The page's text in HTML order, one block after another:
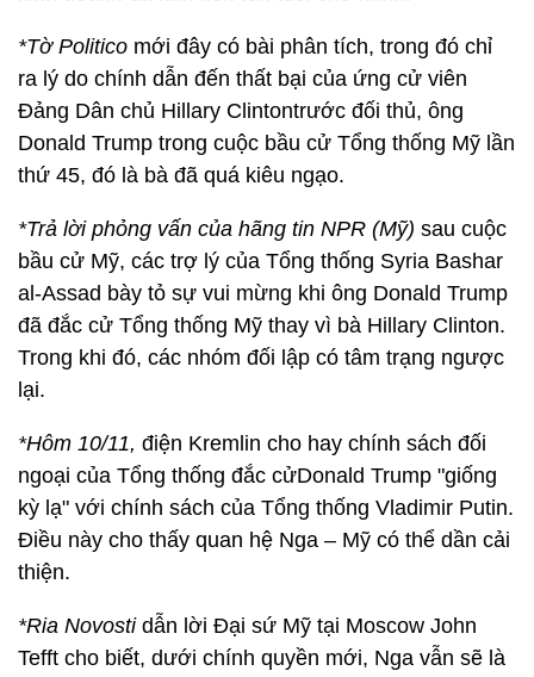
*Tờ Politico mới đây có bài phân tích, trong đó chỉ
ra lý do chính dẫn đến thất bại của ứng cử viên
Đảng Dân chủ Hillary Clintontrước đối thủ, ông
Donald Trump trong cuộc bầu cử Tổng thống Mỹ lần
thứ 45, đó là bà đã quá kiêu ngạo.
*Trả lời phỏng vấn của hãng tin NPR (Mỹ) sau cuộc
bầu cử Mỹ, các trợ lý của Tổng thống Syria Bashar
al-Assad bày tỏ sự vui mừng khi ông Donald Trump
đã đắc cử Tổng thống Mỹ thay vì bà Hillary Clinton.
Trong khi đó, các nhóm đối lập có tâm trạng ngược
lại.
*Hôm 10/11, điện Kremlin cho hay chính sách đối
ngoại của Tổng thống đắc cửDonald Trump "giống
kỳ lạ" với chính sách của Tổng thống Vladimir Putin.
Điều này cho thấy quan hệ Nga – Mỹ có thể dần cải
thiện.
*Ria Novosti dẫn lời Đại sứ Mỹ tại Moscow John
Tefft cho biết, dưới chính quyền mới, Nga vẫn sẽ là